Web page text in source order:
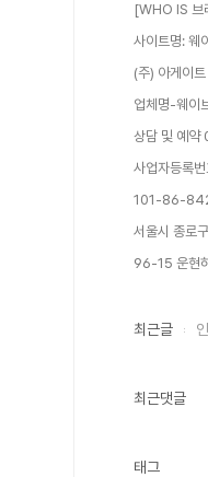
[WHO IS 브
사이트명: 웨
(주) 아게이트
업체명-웨이
상담 및 예
사업자등록
101-86-
서울시 종로
96-15 운현
최근글
최근댓글
태그